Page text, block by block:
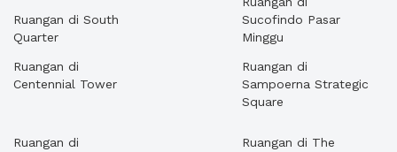
Ruangan di South
Quarter
Ruangan di
Centennial Tower
Sucofindo Pasar
Minggu
Ruangan di
Sampoerna Strategic
Square
Ruangan di
Ruangan di The